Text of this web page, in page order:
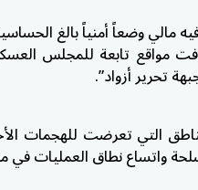
مالي وضعاً أمنياً بالغ
مواقع تابعة للمجلس
تحرير أزواد”.
التي تعرضت للهجمات
واتساع نطاق العمليات في